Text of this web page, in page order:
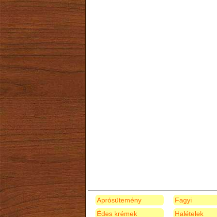
Aprósütemény
Édes krémek
Fagyi
Halételek